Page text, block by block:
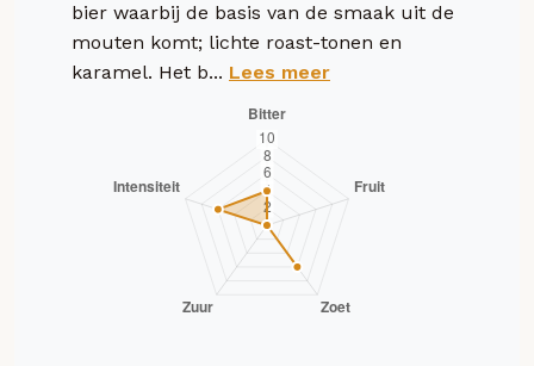
bier waarbij de basis van de smaak uit de
mouten komt; lichte roast-tonen en
karamel. Het b... Lees meer